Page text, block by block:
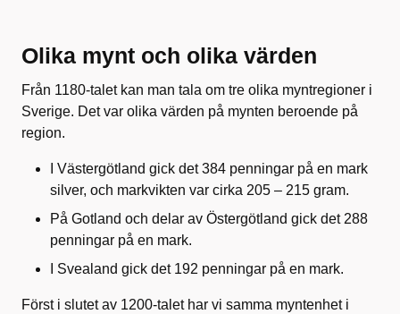
Olika mynt och olika värden
Från 1180-talet kan man tala om tre olika myntregioner i
Sverige. Det var olika värden på mynten beroende på
region.
I Västergötland gick det 384 penningar på en mark
silver, och markvikten var cirka 205 – 215 gram.
På Gotland och delar av Östergötland gick det 288
penningar på en mark.
I Svealand gick det 192 penningar på en mark.
Först i slutet av 1200-talet har vi samma myntenhet i